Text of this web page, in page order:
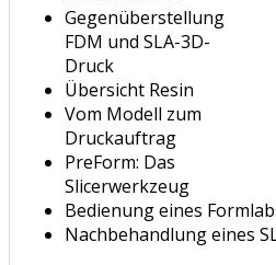
Gegenüberstellung
FDM und SLA-3D-
Druck
Übersicht Resin
Vom Modell zum
Druckauftrag
PreForm: Das
Slicerwerkzeug
Bedienung eines
Nachbehandlung eines